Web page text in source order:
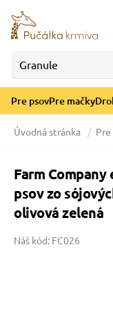
Pre psovPre mačky
mačky
Pre mačky
mačky
mačky
cicavce
Drobné cicavce
sezóna
Letná sezóna
ochladenie
Výpredaj
CZK
Úvodná stránka
Farm
psov zo
olivová zelená
Náš kód: FC026